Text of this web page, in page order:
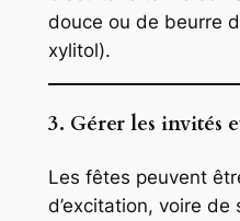
douce ou de beurre
xylitol).
3. Gérer les invités
Les fêtes peuvent
d’excitation, voire